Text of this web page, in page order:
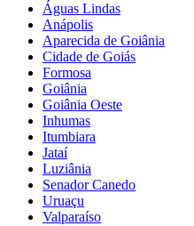
Águas Lindas
Anápolis
Aparecida de Goiânia
Cidade de Goiás
Formosa
Goiânia
Goiânia Oeste
Inhumas
Itumbiara
Jataí
Luziânia
Senador Canedo
Uruaçu
Valparaíso